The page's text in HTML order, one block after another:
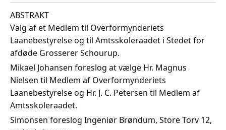
ABSTRAKT
Valg af et Medlem til Overformynderiets
Laanebestyrelse og til Amtsskoleraadet i Stedet for
afdøde Grosserer Schourup.
Mikael Johansen foreslog at vælge Hr. Magnus
Nielsen til Medlem af Overformynderiets
Laanebestyrelse og Hr. J. C. Petersen til Medlem af
Amtsskoleraadet.
Simonsen foreslog Ingeniør Brøndum, Store Torv 12,